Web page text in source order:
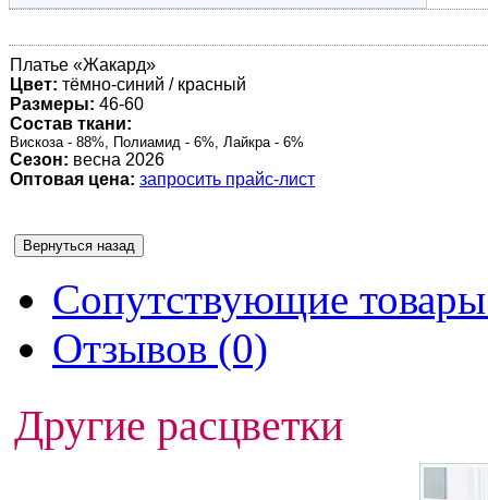
Платье «Жакард»
Цвет: тёмно-синий / красный
Размеры: 46-60
Состав ткани:
Вискоза - 88%, Полиамид - 6%, Лайкра - 6%
Сезон: весна 2026
Оптовая цена: запросить прайс-лист
Сопутствующие
Отзывов (0)
Другие расцветки